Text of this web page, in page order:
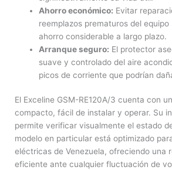
Ahorro económico: Evitar
reemplazos prematuros del
ahorro considerable a largo plazo.
Arranque seguro: El protector
suave y controlado del aire
picos de corriente que podrían
El Exceline GSM-RE120A/3 cuenta con
compacto, fácil de instalar y operar. Su
permite verificar visualmente el estado
modelo en particular está optimizado
eléctricas de Venezuela, ofreciendo una
eficiente ante cualquier fluctuación de